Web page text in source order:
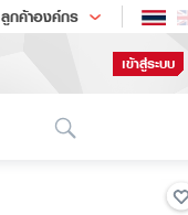
ลูกค้าองค์กร
เทรนด์เทคโนโลยี
เข้าสู่ระบบ